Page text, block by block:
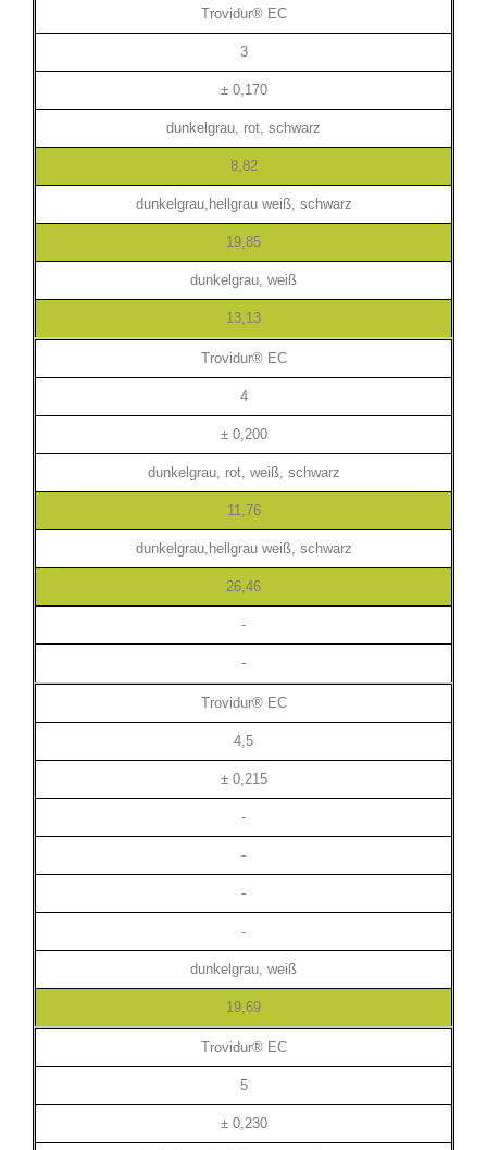
Trovidur® EC
3
± 0,170
dunkelgrau, rot, schwarz
8,82
dunkelgrau,hellgrau weiß, schwarz
19,85
dunkelgrau, weiß
13,13
Trovidur® EC
4
± 0,200
dunkelgrau, rot, weiß, schwarz
11,76
dunkelgrau,hellgrau weiß, schwarz
26,46
-
-
Trovidur® EC
4,5
± 0,215
-
-
-
-
dunkelgrau, weiß
19,69
Trovidur® EC
5
± 0,230